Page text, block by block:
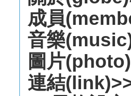
成員
音樂
圖片
連結